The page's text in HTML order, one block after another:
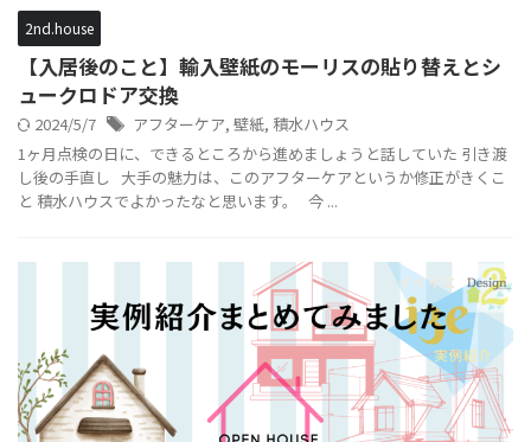
2nd.house
【入居後のこと】輸入壁紙のモーリスの貼り替えとシ
ュークロドア交換
2024/5/7 アフターケア, 壁紙, 積水ハウス
1ヶ月点検の日に、できるところから進めましょうと話していた 引き渡
し後の手直し 大手の魅力は、このアフターケアというか修正がきくこ
と 積水ハウスでよかったなと思います。 今 ...